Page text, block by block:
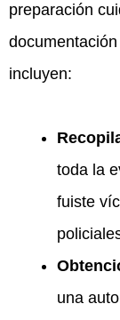
preparación
incluyen:
toda la
fuiste
una